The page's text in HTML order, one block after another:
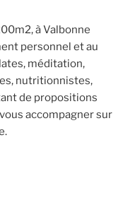
à Valbonne
personnel et au
méditation,
nutritionnistes,
de propositions
accompagner sur